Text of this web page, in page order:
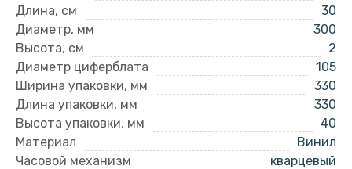
Длина, см
30
Диаметр, мм
300
Высота, см
2
Диаметр циферблата
105
Ширина упаковки, мм
330
Длина упаковки, мм
330
Высота упаковки, мм
40
Материал
Винил
Часовой механизм
кварцевый